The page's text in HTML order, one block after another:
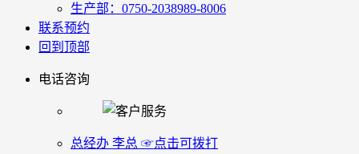
生产部：0750-2038989-8006
联系预约
回到顶部
电话咨询
总经办 李总 ☞点击可拨打